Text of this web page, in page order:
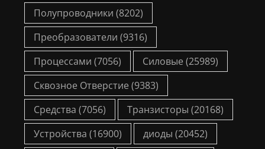
Полупроводники (8202)
Преобразователи (9316)
Процессами (7056) Силовые (25989)
Сквозное Отверстие (9383)
Средства (7056) Транзисторы (20168)
Устройства (16900) диоды (20452)